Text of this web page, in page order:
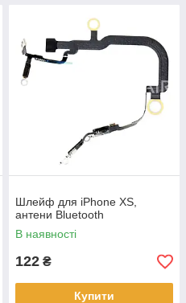
Шлейф для iPhone XS,
антени Bluetooth
В наявності
122 ₴
Купити